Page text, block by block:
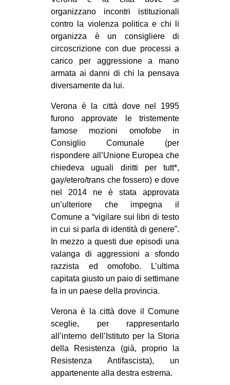
organizzano incontri istituzionali
contro la violenza politica e chi li
organizza è un consigliere di
circoscrizione con due processi a
carico per aggressione a mano
armata ai danni di chi la pensava
diversamente da lui.
Verona è la città dove nel 1995
furono approvate le tristemente
famose mozioni omofobe in
Consiglio Comunale (per
rispondere all’Unione Europea che
chiedeva uguali diritti per tutt*,
gay/etero/trans che fossero) e dove
nel 2014 ne è stata approvata
un’ulteriore che impegna il
Comune a “vigilare sui libri di testo
in cui si parla di identità di genere”.
In mezzo a questi due episodi una
valanga di aggressioni a sfondo
razzista ed omofobo. L’ultima
capitata giusto un paio di settimane
fa in un paese della provincia.
Verona è la città dove il Comune
sceglie, per rappresentarlo
all’interno dell’Istituto per la Storia
della Resistenza (già, proprio la
Resistenza Antifascista), un
appartenente alla destra estrema.